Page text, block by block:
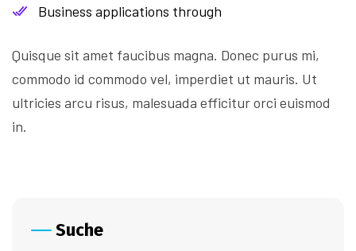
Business applications through
Quisque sit amet faucibus magna. Donec purus mi,
commodo id commodo vel, imperdiet ut mauris. Ut
ultricies arcu risus, malesuada efficitur orci euismod
in.
Suche